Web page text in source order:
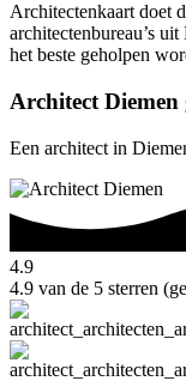
Architectenkaart doet
architectenbureau’s
het beste geholpen
Architect Diemen
Een architect in
4.9
4.9 van de 5 sterren